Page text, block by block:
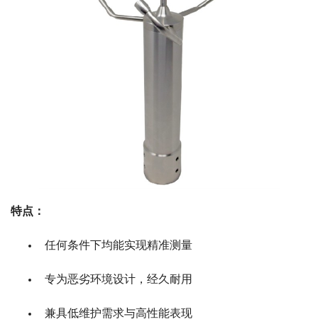
特点：
任何条件下均能实现精准测量
专为恶劣环境设计，经久耐用
兼具低维护需求与高性能表现